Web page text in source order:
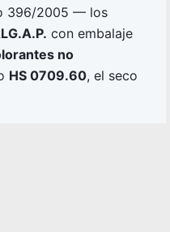
396/2005 — los
con embalaje
no
HS 0709.60, el seco